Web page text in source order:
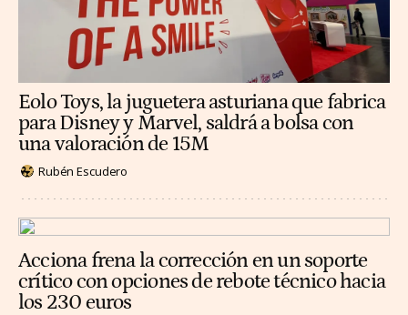
Eolo Toys, la juguetera asturiana que fabrica
para Disney y Marvel, saldrá a bolsa con
una valoración de 15M
Rubén Escudero
Acciona frena la corrección en un soporte
crítico con opciones de rebote técnico hacia
los 230 euros